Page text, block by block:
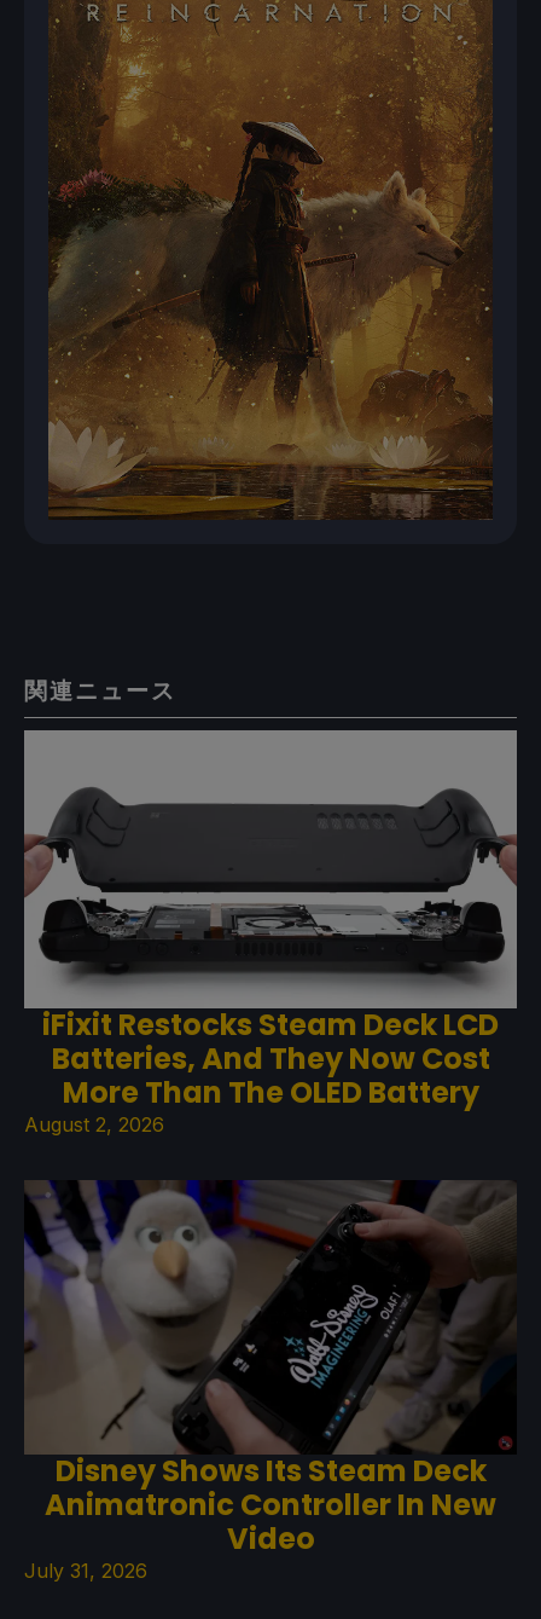
関連ニュース
iFixit Restocks Steam Deck LCD
Batteries, And They Now Cost
More Than The OLED Battery
August 2, 2026
Disney Shows Its Steam Deck
Animatronic Controller In New
Video
July 31, 2026